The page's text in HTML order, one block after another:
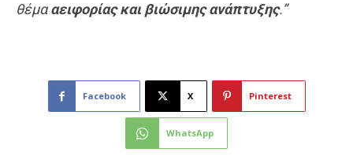
θέμααειφορίας και βιώσιμης ανάπτυξης.”
Facebook X Pinterest
WhatsApp